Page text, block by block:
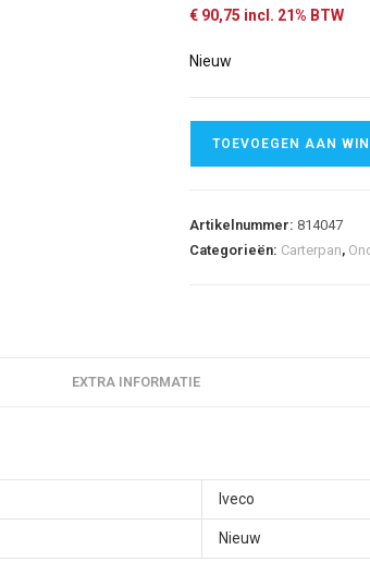
€ 90,75 incl. 21% BTW
Nieuw
TOEVOEGEN AAN
Artikelnummer:814047
Categorieën: Carterpan,
EXTRA INFORMATIE
Iveco
Nieuw